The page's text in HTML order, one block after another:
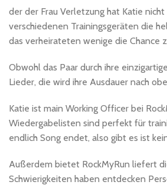
der der Frau Verletzung hat Katie
verschiedenen Trainingsgeräten die
das verheirateten wenige die Chance
Obwohl das Paar durch ihre
Lieder, die wird ihre Ausdauer nach
Katie ist main Working Officer bei
Wiedergabelisten sind perfekt für
endlich Song endet, also gibt es ist
Außerdem bietet RockMyRun liefert
Schwierigkeiten haben entdecken